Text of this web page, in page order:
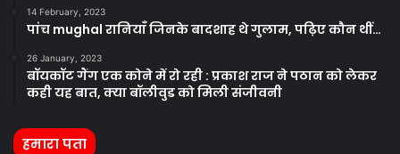
14 February, 2023
पांच mughal रानियाँ जिनके बादशाह थे गुलाम, पढ़िए कौन थीं…
26 January, 2023
बॉयकॉट गैंग एक कोने में रो रही : प्रकाश राज ने पठान को लेकर
कही यह बात, क्या बॉलीवुड को मिली संजीवनी
हमारा पता